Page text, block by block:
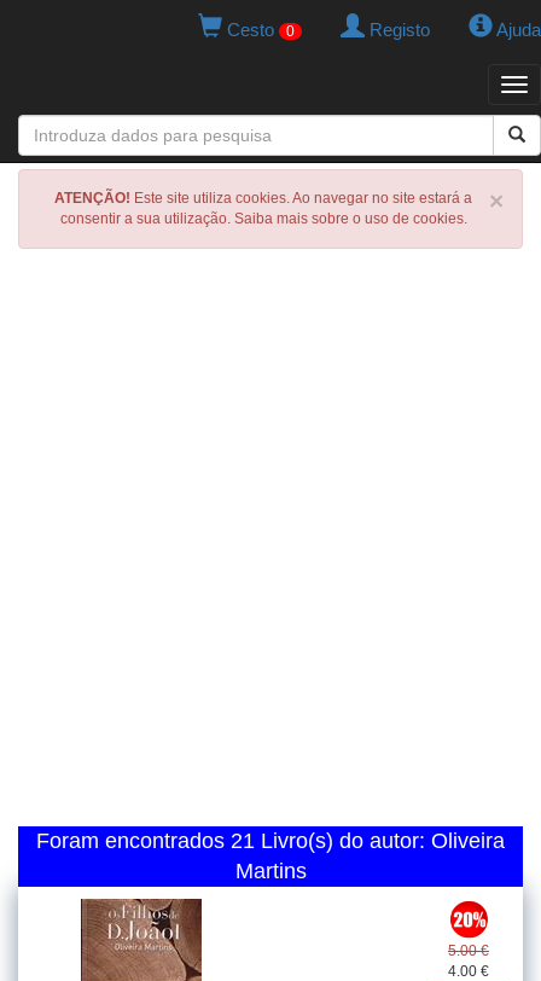
Cesto 0 Registo Ajuda
×
ATENÇÃO! Este site utiliza cookies. Ao navegar no site estará a
consentir a sua utilização. Saiba mais sobre o uso de cookies.
Foram encontrados 21 Livro(s) do autor: Oliveira
Martins
5.00 €
4.00 €